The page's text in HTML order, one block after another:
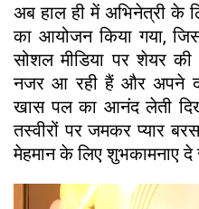
अब हाल ही में अभिनेत्री के
का आयोजन किया गया,
सोशल मीडिया पर शेयर
नजर आ रही हैं और अपने
खास पल का आनंद लेती
तस्वीरों पर जमकर प्यार
मेहमान के लिए शुभकामनाए दे